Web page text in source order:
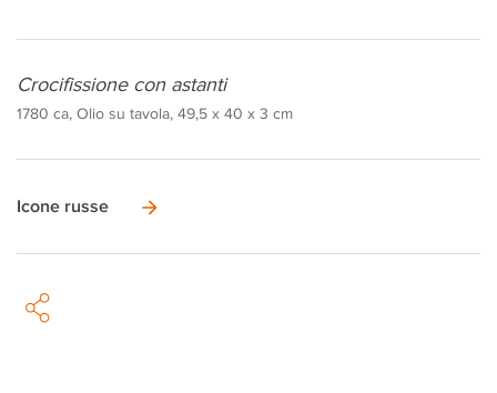
Crocifissione con astanti
1780 ca, Olio su tavola, 49,5 x 40 x 3 cm
Icone russe